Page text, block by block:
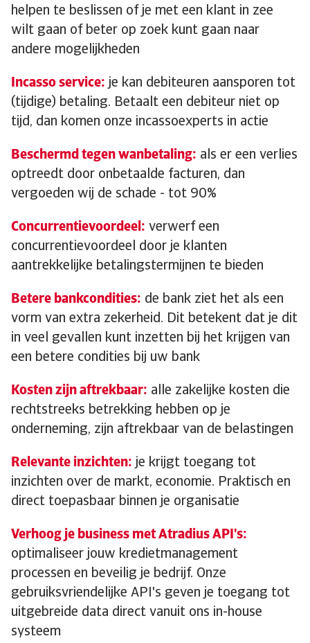
helpen te beslissen of je met een klant in zee
wilt gaan of beter op zoek kunt gaan naar
andere mogelijkheden
Incasso service: je kan debiteuren aansporen tot
(tijdige) betaling. Betaalt een debiteur niet op
tijd, dan komen onze incassoexperts in actie
Beschermd tegen wanbetaling: als er een verlies
optreedt door onbetaalde facturen, dan
vergoeden wij de schade - tot 90%
Concurrentievoordeel: verwerf een
concurrentievoordeel door je klanten
aantrekkelijke betalingstermijnen te bieden
Betere bankcondities: de bank ziet het als een
vorm van extra zekerheid. Dit betekent dat je dit
in veel gevallen kunt inzetten bij het krijgen van
een betere condities bij uw bank
Kosten zijn aftrekbaar: alle zakelijke kosten die
rechtstreeks betrekking hebben op je
onderneming, zijn aftrekbaar van de belastingen
Relevante inzichten: je krijgt toegang tot
inzichten over de markt, economie. Praktisch en
direct toepasbaar binnen je organisatie
Verhoog je business met Atradius API's:
optimaliseer jouw kredietmanagement
processen en beveilig je bedrijf. Onze
gebruiksvriendelijke API's geven je toegang tot
uitgebreide data direct vanuit ons in-house
systeem